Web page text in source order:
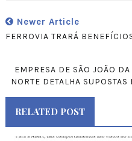
Newer Article
FERROVIA TRARÁ
EMPRESA DE SÃO JOÃO
NORTE DETALHA
RELATED POST